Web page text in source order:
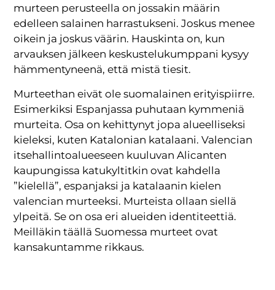
murteen perusteella on jossakin määrin
edelleen salainen harrastukseni. Joskus menee
oikein ja joskus väärin. Hauskinta on, kun
arvauksen jälkeen keskustelukumppani kysyy
hämmentyneenä, että mistä tiesit.
Murteethan eivät ole suomalainen erityispiirre.
Esimerkiksi Espanjassa puhutaan kymmeniä
murteita. Osa on kehittynyt jopa alueelliseksi
kieleksi, kuten Katalonian katalaani. Valencian
itsehallintoalueeseen kuuluvan Alicanten
kaupungissa katukyltitkin ovat kahdella
”kielellä”, espanjaksi ja katalaanin kielen
valencian murteeksi. Murteista ollaan siellä
ylpeitä. Se on osa eri alueiden identiteettiä.
Meilläkin täällä Suomessa murteet ovat
kansakuntamme rikkaus.